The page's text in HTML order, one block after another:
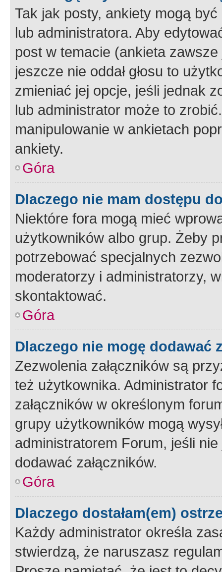
Tak jak posty, ankiety mogą
lub administratora. Aby
post w temacie (ankieta
jeszcze nie oddał głosu to
zmieniać jej opcje, jeśli jednak
lub administrator może to
manipulowanie w ankietach
ankiety.
Góra
Dlaczego nie mam dostępu
Niektóre fora mogą mieć
użytkowników albo grup. Żeby
potrzebować specjalnych
moderatorzy i administratorzy,
skontaktować.
Góra
Dlaczego nie mogę dodawać
Zezwolenia załączników są
też użytkownika. Administrator
załączników w określonym
grupy użytkowników mogą
administratorem Forum, jeśli
dodawać załączników.
Góra
Dlaczego dostałam(em)
Każdy administrator określa
stwierdzą, że naruszasz